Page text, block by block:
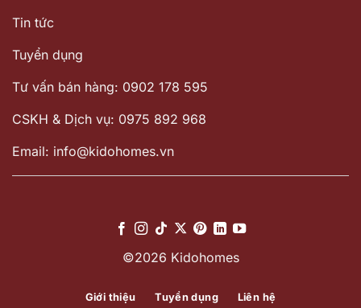
Tin tức
Tuyển dụng
Tư vấn bán hàng: 0902 178 595
CSKH & Dịch vụ: 0975 892 968
Email: info@kidohomes.vn
©2026 Kidohomes
Giới thiệu Tuyển dụng Liên hệ